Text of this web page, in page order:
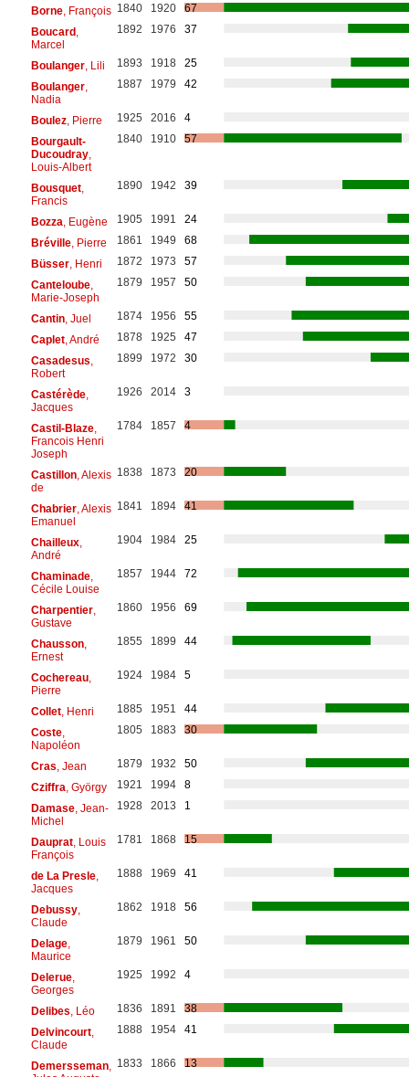
Borne, François 1840 1920
67
Boucard,
Marcel
1892 1976 37
Boulanger, Lili 1893 1918
25
Boulanger,
Nadia
1887 1979 42
Boulez, Pierre 1925 2016
4
Bourgault-
Ducoudray,
Louis-Albert
1840 1910 57
Bousquet,
Francis
1890 1942 39
Bozza , Eugène 1905 1991
24
Bréville, Pierre 1861 1949
68
Büsser, Henri 1872 1973
57
Canteloube,
Marie-Joseph
1879 1957 50
Cantin, Juel 1874 1956
55
Caplet, André 1878 1925
47
Casadesus
Robert
1899 1972 30
Castérède,
Jacques
1926 2014 3
Castil-Blaze,
Francois Henri
Joseph
1784 1857 4
Castillon, Alexis
de
1838 1873 20
Chabrier, Alexis
Emanuel
1841 1894 41
Chailleux,
André
1904 1984 25
Chaminade,
Cécile Louise
1857 1944 72
Charpentier,
Gustave
1860 1956 69
Chausson,
Ernest
1855 1899 44
Cochereau,
Pierre
1924 1984 5
Collet, Henri 1885 1951
44
Coste,
Napoléon
1805 1883 30
Cras , Jean 1879 1932
50
Cziffra , György 1921 1994
8
Damase, Jean-
Michel
1928 2013 1
Dauprat, Louis
François
1781 1868 15
de La Presle,
Jacques
1888 1969 41
Debussy,
Claude
1862 1918 56
Delage,
Maurice
1879 1961 50
Delerue,
Georges
1925 1992 4
Delibes , Léo 1836 1891
38
Delvincourt,
Claude
1888 1954 41
Demersseman,
1833 1866 13